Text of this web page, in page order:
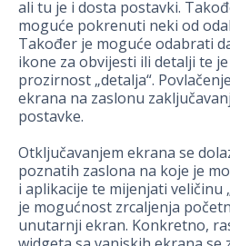
ali tu je i dosta postavki.
moguće pokrenuti neki od
Također je moguće odabrati
ikone za obvijesti ili detalji te
prozirnost „detalja“.
ekrana na zaslonu
postavke.
Otključavanjem ekrana se
poznatih zaslona na koje je
i aplikacije te mijenjati veličinu
je mogućnost zrcaljenja
unutarnji ekran. Konkretno,